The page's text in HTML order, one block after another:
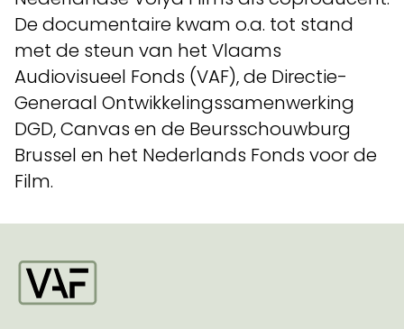
De documentaire kwam o.a. tot stand
met de steun van het Vlaams
Audiovisueel Fonds (VAF), de Directie-
Generaal Ontwikkelingssamenwerking
DGD, Canvas en de Beursschouwburg
Brussel en het Nederlands Fonds voor de
Film.